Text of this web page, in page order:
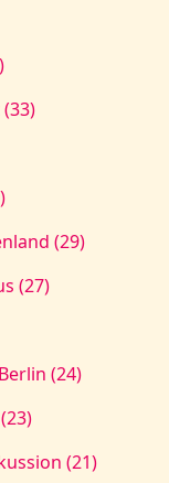
(29)
(27)
Berlin (24)
(21)